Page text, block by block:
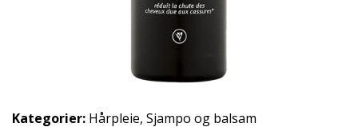
Kategorier: Hårpleie, Sjampo og balsam